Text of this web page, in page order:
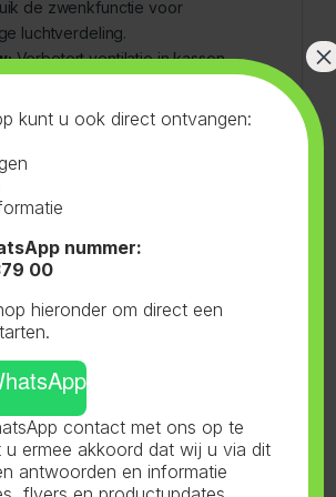
de zwenkfunctie voor
luchtverdeling.
Verbetert ventilatie in kassen.
op planten voor frisse luchttoevoer.
Vermindert
met een luchtontvochtiger bij
Onderhoud
op een stabiele
en stel de hoogte in (106-128
kunt u ook direct ontvangen:
nummer:
00
hieronder om direct een
contact met ons op te
u ermee akkoord dat wij u via dit
antwoorden en informatie
×